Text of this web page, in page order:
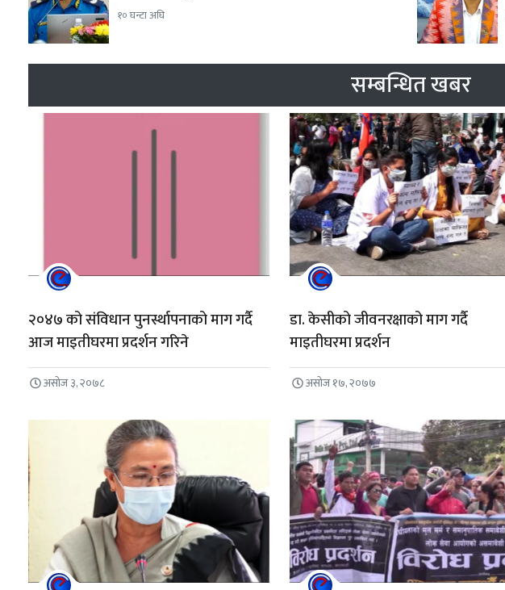
१० घन्टा अघि
सम्बन्धित खबर
२०४७ को संविधान पुनर्स्थापनाको माग गर्दै
आज माइतीघरमा प्रदर्शन गरिने
असोज ३, २०७८
डा. केसीको जीवनरक्षाको माग गर्दै
माइतीघरमा प्रदर्शन
असोज १७, २०७७